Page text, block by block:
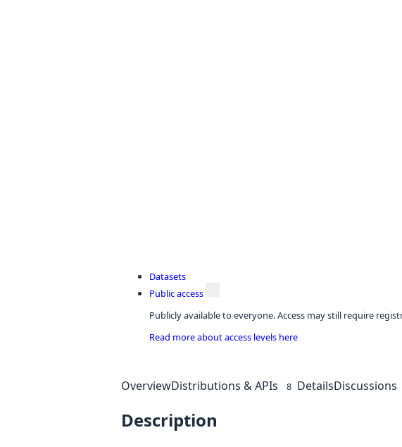
Datasets
Public access
Publicly available to everyone. Access may still require
Read more about access levels here
OverviewDistributions & APIs 8 DetailsDiscussions
Description